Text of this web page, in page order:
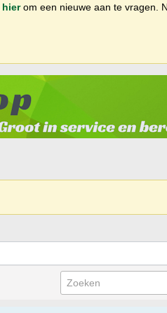
hierom een nieuwe aan te vragen.